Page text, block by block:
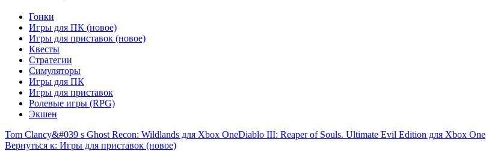
Гонки
Игры для ПК (новое)
Игры для приставок (новое)
Квесты
Стратегии
Симуляторы
Игры для ПК
Игры для приставок
Ролевые игры (RPG)
Экшен
Tom Clancy&#039 s Ghost Recon: Wildlands для Xbox OneDiablo III: Reaper of Souls. Ultimate Evil Edition для Xbox One
Вернуться к: Игры для приставок (новое)